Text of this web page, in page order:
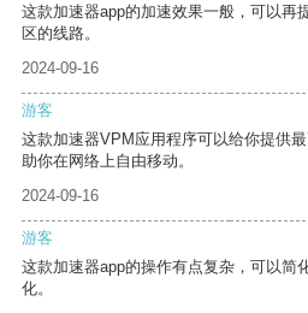
这款加速器app的加速效果一般，可以再
区的线路。
2024-09-16
游客
这款加速器VPM应用程序可以给你提供
助你在网络上自由移动。
2024-09-16
游客
这款加速器app的操作有点复杂，可以简
化。